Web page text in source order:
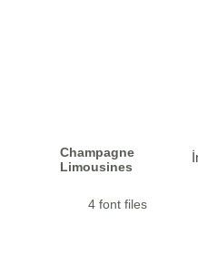
Champagne
Limousines
4 font files